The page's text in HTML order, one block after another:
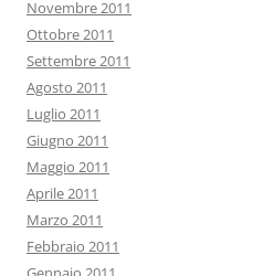
Novembre 2011
Ottobre 2011
Settembre 2011
Agosto 2011
Luglio 2011
Giugno 2011
Maggio 2011
Aprile 2011
Marzo 2011
Febbraio 2011